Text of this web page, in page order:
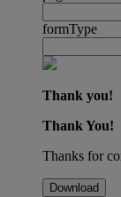
formType
Thank you!
Thank You!
Thanks for
Download